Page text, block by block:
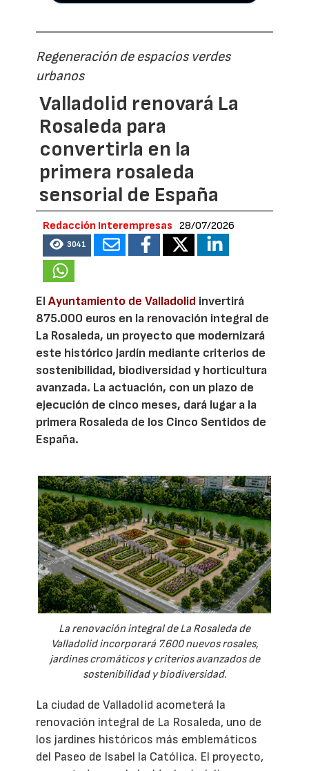
Regeneración de espacios verdes
urbanos
Valladolid renovará La
Rosaleda para
convertirla en la
primera rosaleda
sensorial de España
Redacción Interempresas 28/07/2026
3041
ElAyuntamiento de Valladolid invertirá
875.000 euros en la renovación integral de
La Rosaleda, un proyecto que modernizará
este histórico jardín mediante criterios de
sostenibilidad, biodiversidad y horticultura
avanzada. La actuación, con un plazo de
ejecución de cinco meses, dará lugar a la
primera Rosaleda de los Cinco Sentidos de
España.
La renovación integral de La Rosaleda de
Valladolid incorporará 7.600 nuevos rosales,
jardines cromáticos y criterios avanzados de
sostenibilidad y biodiversidad.
La ciudad de Valladolid acometerá la
renovación integral de La Rosaleda, uno de
los jardines históricos más emblemáticos
del Paseo de Isabel la Católica. El proyecto,